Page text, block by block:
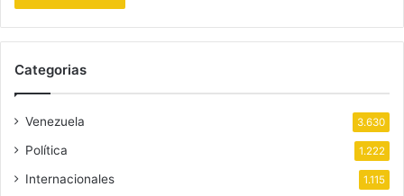
Categorias
Venezuela 3.630
Política 1.222
Internacionales 1.115